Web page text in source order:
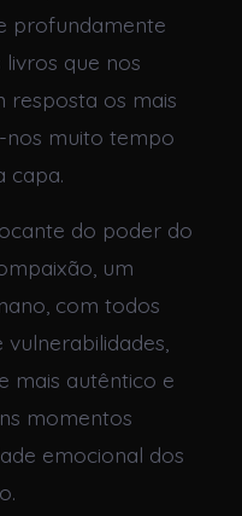
profundamente
livros que nos
resposta os mais
nos muito tempo
capa.
do poder do
um
com todos
mais autêntico e
momentos
emocional dos